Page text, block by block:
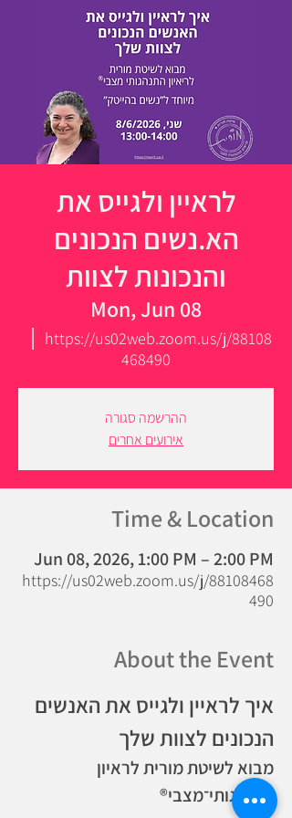
לראיין ולגייס את
הא.נשים הנכונים
והנכונות לצוות
Mon, Jun 08
  |
https://us02web.zoom.us/j/88108
468490
ההרשמה סגורה
אירועים אחרים
Time & Location
Jun 08, 2026, 1:00 PM – 2:00 PM
https://us02web.zoom.us/j/88108468
490
About the Event
איך לראיין ולגייס את האנשים
הנכונים לצוות שלך
מבוא לשיטת מורית לראיון
התנהגותי־מצבי®